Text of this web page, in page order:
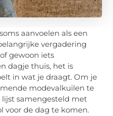
aanvoelen als een
vergadering
gewoon iets
dagje thuis, het is
in wat je draagt. Om je
modevalkuilen te
samengesteld met
voor de dag te komen.